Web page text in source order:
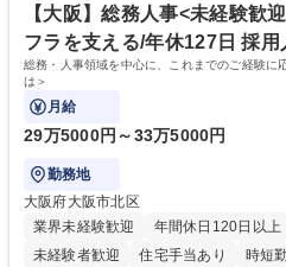
「未来の日常」の創造に向けて持続可
す。 学歴・資格 学歴：大学院 大学 語
【大阪】総務人事<未経験歓
フラを支える/年休127日 採用
総務・人事領域を中心に、これまでのご経験に
は＞
月給
29万5000円～33万5000円
勤務地
大阪府大阪市北区
業界未経験歓迎
年間休日120日以上
未経験者歓迎
住宅手当あり 時短